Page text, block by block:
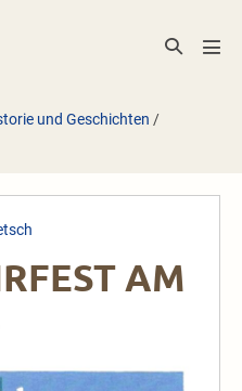
Suche-
und Geschichten /
AM